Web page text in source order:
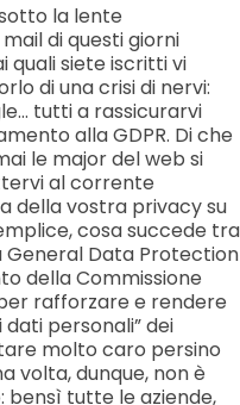
la lente
di questi giorni
quali siete iscritti vi
di una crisi di nervi:
tutti a rassicurarvi
alla GDPR. Di che
le major del web si
al corrente
della vostra privacy su
cosa succede tra
General Data Protection
della Commissione
rafforzare e rendere
personali” dei
molto caro persino
volta, dunque, non è
bensì tutte le aziende,